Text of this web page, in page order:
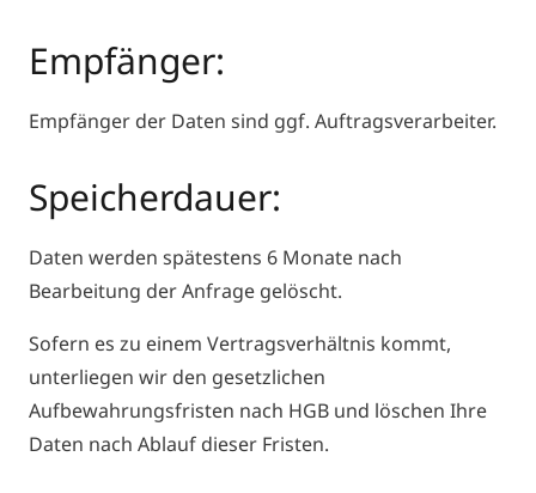
Empfänger:
Empfänger der Daten sind ggf. Auftragsverarbeiter.
Speicherdauer:
Daten werden spätestens 6 Monate nach
Bearbeitung der Anfrage gelöscht.
Sofern es zu einem Vertragsverhältnis kommt,
unterliegen wir den gesetzlichen
Aufbewahrungsfristen nach HGB und löschen Ihre
Daten nach Ablauf dieser Fristen.